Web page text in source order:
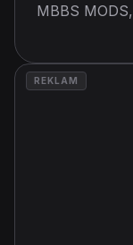
MBBS
REKLAM